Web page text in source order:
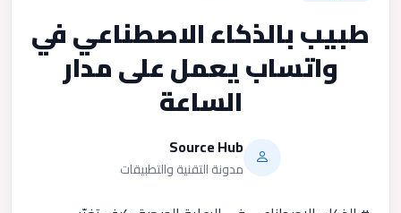
طبيب بالذكاء الاصطناعي في
واتساب يعمل على مدار
الساعة
Source Hub
مدونة التقنية والتطبيقات